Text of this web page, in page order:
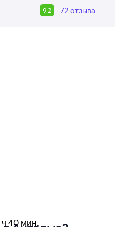
9.2 72 отзыва
ч 40 мин.